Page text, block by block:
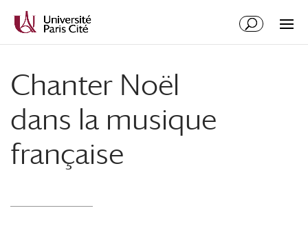
Chanter Noël
dans la musique
française